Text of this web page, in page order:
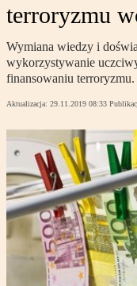
terroryzmu
Wymiana wiedzy i
wykorzystywanie
finansowaniu terroryzmu.
Aktualizacja: 29.11.2019 08:33